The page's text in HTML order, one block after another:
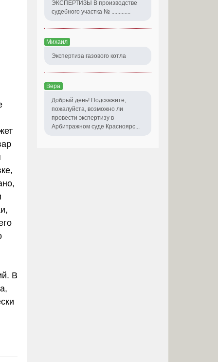
В
ЭКСПЕРТИЗЫ В производстве
судебного участка № .............
Михаил
Экспертиза газового котла
Вера
Добрый день! Подскажите,
пожалуйста, возможно ли
провести экспертизу в
Арбитражном суде Красноярс...